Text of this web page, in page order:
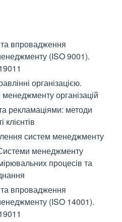
та впровадження
(ISO 9001).
організацією.
організацій
рекламаціями: методи
систем менеджменту
менеджменту
процесів та
та впровадження
(ISO 14001).